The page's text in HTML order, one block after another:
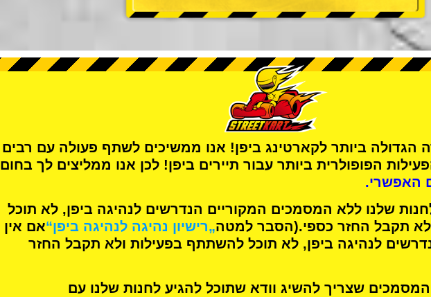
הגדולה ביותר לקארטינג ביפן! אנו ממשיכים לשתף פעולה עם רבים
הפופולרית ביותר עבור תיירים ביפן! לכן אנו ממליצים לך בחום
האפשרי.
שלנו ללא המסמכים המקוריים הנדרשים לנהיגה ביפן, לא תוכל
תקבל החזר כספי.(הסבר למטה„רישיון נהיגה לנהיגה ביפן“אם אין
לנהיגה ביפן, לא תוכל להשתתף בפעילות ולא תקבל החזר
שצריך להשיג וודא שתוכל להגיע לחנות שלנו עם